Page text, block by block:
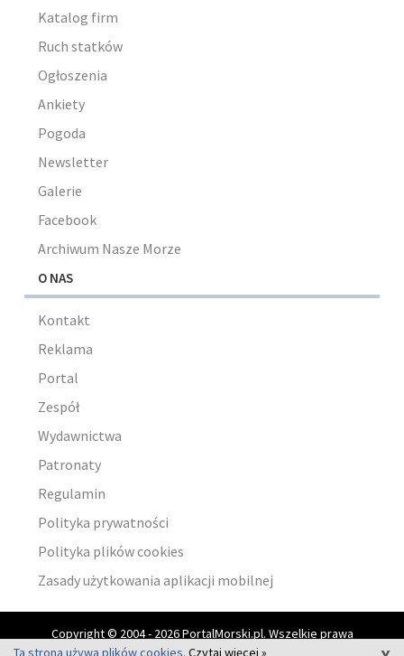
Katalog firm
Ruch statków
Ogłoszenia
Ankiety
Pogoda
Newsletter
Galerie
Facebook
Archiwum Nasze Morze
O NAS
Kontakt
Reklama
Portal
Zespół
Wydawnictwa
Patronaty
Regulamin
Polityka prywatności
Polityka plików cookies
Zasady użytkowania aplikacji mobilnej
Copyright © 2004 - 2026 PortalMorski.pl. Wszelkie prawa
zastrzeżone.
Ta strona używa plików cookies. Czytaj więcej »